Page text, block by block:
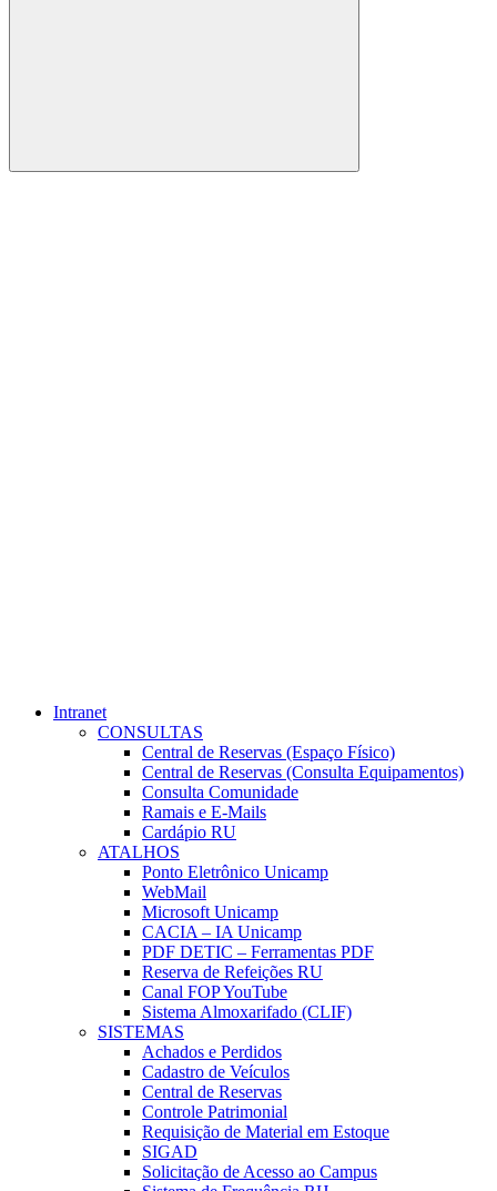
Buscar
Intranet
CONSULTAS
Central de Reservas (Espaço Físico)
Central de Reservas (Consulta Equipamentos)
Consulta Comunidade
Ramais e E-Mails
Cardápio RU
ATALHOS
Ponto Eletrônico Unicamp
WebMail
Microsoft Unicamp
CACIA – IA Unicamp
PDF DETIC – Ferramentas PDF
Reserva de Refeições RU
Canal FOP YouTube
Sistema Almoxarifado (CLIF)
SISTEMAS
Achados e Perdidos
Cadastro de Veículos
Central de Reservas
Controle Patrimonial
Requisição de Material em Estoque
SIGAD
Solicitação de Acesso ao Campus